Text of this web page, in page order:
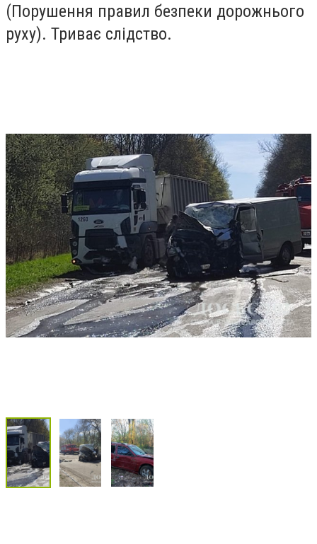
(Порушення правил безпеки дорожнього
руху). Триває слідство.